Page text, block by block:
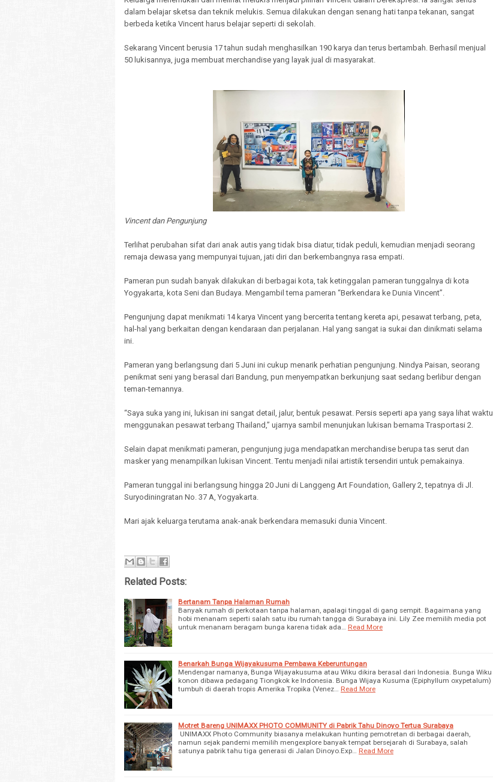
dalam belajar sketsa dan teknik melukis. Semua dilakukan dengan senang hati tanpa tekanan, sangat
berbeda ketika Vincent harus belajar seperti di sekolah.
Sekarang Vincent berusia 17 tahun sudah menghasilkan 190 karya dan terus bertambah. Berhasil menjual
50 lukisannya, juga membuat merchandise yang layak jual di masyarakat.
Vincent dan Pengunjung
Terlihat perubahan sifat dari anak autis yang tidak bisa diatur, tidak peduli, kemudian menjadi seorang
remaja dewasa yang mempunyai tujuan, jati diri dan berkembangnya rasa empati.
Pameran pun sudah banyak dilakukan di berbagai kota, tak ketinggalan pameran tunggalnya di kota
Yogyakarta, kota Seni dan Budaya. Mengambil tema pameran “Berkendara ke Dunia Vincent”.
Pengunjung dapat menikmati 14 karya Vincent yang bercerita tentang kereta api, pesawat terbang, peta,
hal-hal yang berkaitan dengan kendaraan dan perjalanan. Hal yang sangat ia sukai dan dinikmati selama
ini.
Pameran yang berlangsung dari 5 Juni ini cukup menarik perhatian pengunjung. Nindya Paisan, seorang
penikmat seni yang berasal dari Bandung, pun menyempatkan berkunjung saat sedang berlibur dengan
teman-temannya.
“Saya suka yang ini, lukisan ini sangat detail, jalur, bentuk pesawat. Persis seperti apa yang saya lihat waktu
menggunakan pesawat terbang Thailand,” ujarnya sambil menunjukan lukisan bernama Trasportasi 2.
Selain dapat menikmati pameran, pengunjung juga mendapatkan merchandise berupa tas serut dan
masker yang menampilkan lukisan Vincent. Tentu menjadi nilai artistik tersendiri untuk pemakainya.
Pameran tunggal ini berlangsung hingga 20 Juni di Langgeng Art Foundation, Gallery 2, tepatnya di Jl.
Suryodiningratan No. 37 A, Yogyakarta.
Mari ajak keluarga terutama anak-anak berkendara memasuki dunia Vincent.
Related Posts:
Bertanam Tanpa Halaman Rumah
Banyak rumah di perkotaan tanpa halaman, apalagi tinggal di gang sempit. Bagaimana yang
hobi menanam seperti salah satu ibu rumah tangga di Surabaya ini. Lily Zee memilih media pot
untuk menanam beragam bunga karena tidak ada…
Read More
Benarkah Bunga Wijayakusuma Pembawa Keberuntungan
Mendengar namanya, Bunga Wijayakusuma atau Wiku dikira berasal dari Indonesia. Bunga Wiku
konon dibawa pedagang Tiongkok ke Indonesia. Bunga Wijaya Kusuma (Epiphyllum oxypetalum)
tumbuh di daerah tropis Amerika Tropika (Venez…
Read More
Motret Bareng UNIMAXX PHOTO COMMUNITY di Pabrik Tahu Dinoyo Tertua Surabaya
UNIMAXX Photo Community biasanya melakukan hunting pemotretan di berbagai daerah,
namun sejak pandemi memilih mengexplore banyak tempat bersejarah di Surabaya, salah
satunya pabrik tahu tiga generasi di Jalan Dinoyo.Exp…
Read More